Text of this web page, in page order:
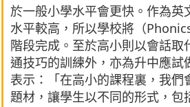
於一般小學水平會更快。作為英
水平較高，所以學校將（
階段完成。至於高小則以會話取
通技巧的訓練外，亦為升中應試
表示：「在高小的課程裏，我們
題材，讓學生以不同的形式，包